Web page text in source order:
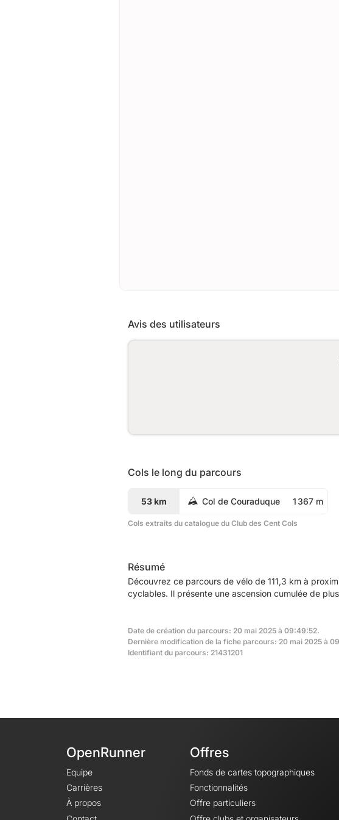
Avis des utilisateurs
Cols le long du parcours
53 km Col de Couraduque 1 367 m
Cols extraits du catalogue du Club des Cent Cols
Résumé
Découvrez ce parcours de vélo de 111,3 km à
cyclables. Il présente une ascension cumulée de
Date de création du parcours: 20 mai 2025 à 09:49:52.
Dernière modification de la fiche parcours: 20 mai 2025 à
Identifiant du parcours: 21431201
OpenRunner
Equipe
Carrières
À propos
Offres
Fonds de cartes topographiques
Fonctionnalités
Offre particuliers